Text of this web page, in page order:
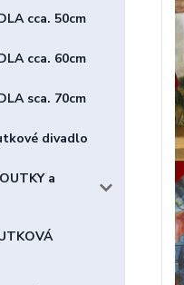
cca. 50cm
cca. 60cm
sca. 70cm
divadlo
a